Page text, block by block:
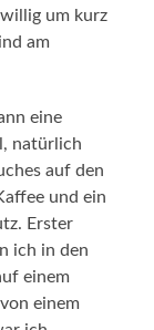
um kurz
am
eine
natürlich
auf den
und ein
Erster
ich in den
einem
einem